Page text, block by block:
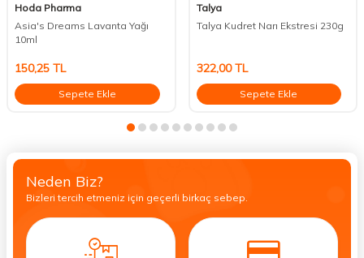
Hoda Pharma
Asia's Dreams Lavanta Yağı
10ml
150,25 TL
Sepete Ekle
Talya
Talya Kudret Narı Ekstresi 230g
322,00TL
Sepete Ekle
Neden Biz?
Bizleri tercih etmeniz için geçerli birkaç sebep.